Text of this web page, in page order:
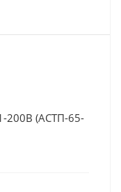
200В (АСТП-65-